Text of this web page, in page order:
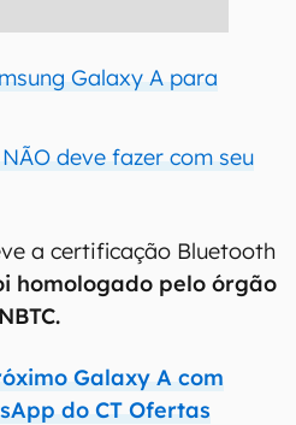
Galaxy A para
deve fazer com seu
a certificação Bluetooth
homologado pelo órgão
Galaxy A com
do CT Ofertas